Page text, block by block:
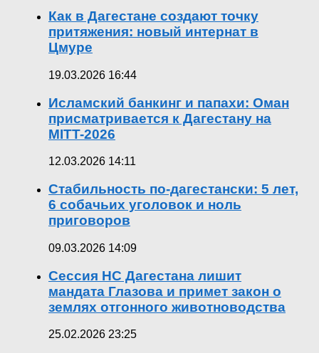
Как в Дагестане создают точку
притяжения: новый интернат в
Цмуре
19.03.2026 16:44
Исламский банкинг и папахи: Оман
присматривается к Дагестану на
MITT-2026
12.03.2026 14:11
Стабильность по-дагестански: 5 лет,
6 собачьих уголовок и ноль
приговоров
09.03.2026 14:09
Сессия НС Дагестана лишит
мандата Глазова и примет закон о
землях отгонного животноводства
25.02.2026 23:25